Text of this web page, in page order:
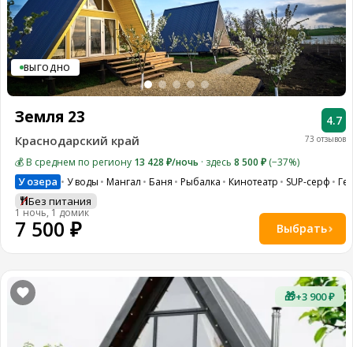
ВЫГОДНО
73 отзывов
4.7
Земля 23
Краснодарский край
💰 В среднем по региону 13 428 ₽/ночь · здесь 8 500 ₽ (−37%)
У озера У воды Мангал Баня Рыбалка Кинотеатр SUP-серф
Без питания
1 ночь, 1 домик
7 500 ₽ Выбрать
🎁+3 900 ₽